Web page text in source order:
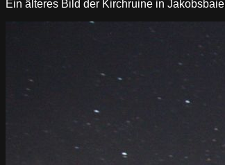
Ein älteres Bild der Kirchruine in